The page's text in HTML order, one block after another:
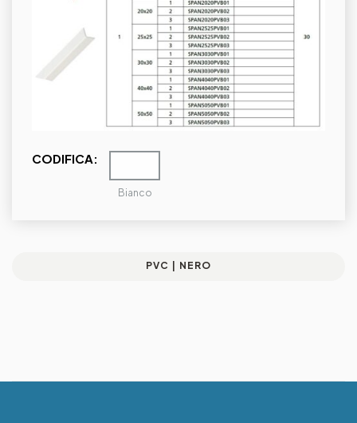
PVC | NERO
CODIFICA:
Bianco